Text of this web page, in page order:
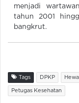
menjadi
tahun 2001
bangkrut.
Tags DPKP
Petugas Kesehatan